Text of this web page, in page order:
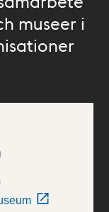
museer i